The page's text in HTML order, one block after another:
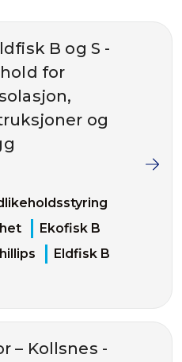
B og S -
for
og
Ekofisk B
Eldfisk B
– Kollsnes -